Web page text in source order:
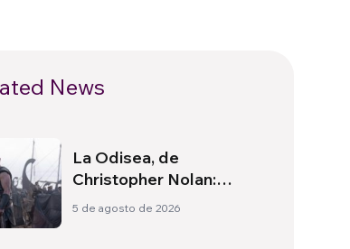
News
La Odisea, de
Christopher Nolan:
Ulises y la necesidad de
5 de agosto de 2026